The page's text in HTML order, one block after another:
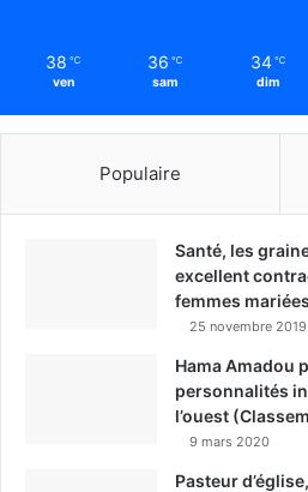
38 ℃
ven
36 ℃
sam
34 ℃
dim
Populaire
Santé, les
excellent
femmes mariées
25 novembre 2019
Hama Amadou
personnalités
l’ouest
9 mars 2020
Pasteur